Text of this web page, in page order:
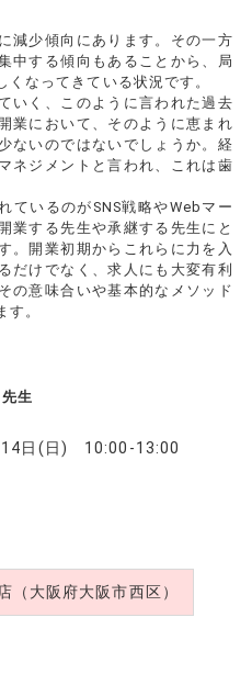
減少傾向にあります。その一方
中する傾向もあることから、局
なってきている状況です。
いく、このように言われた過去
業において、そのように恵まれ
ないのではないでしょうか。経
ネジメントと言われ、これは歯
ているのがSNS戦略やWebマー
業する先生や承継する先生にと
。開業初期からこれらに力を入
だけでなく、求人にも大変有利
の意味合いや基本的なメソッド
。
先生
14日(日) 10:00-13:00
（大阪府大阪市西区）